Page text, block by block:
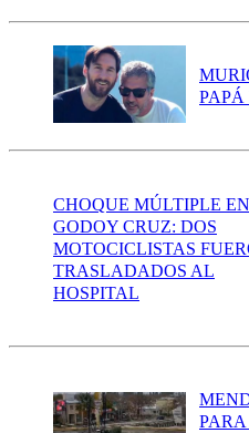
PAPÁ
CHOQUE MÚLTIPLE EN
GODOY CRUZ: DOS
MOTOCICLISTAS
TRASLADADOS AL
HOSPITAL